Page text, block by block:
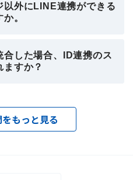
以外にLINE連携ができる
。
合した場合、ID連携のス
ますか？
もっと見る